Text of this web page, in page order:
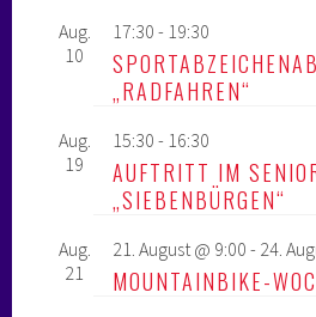
Aug.
10
17:30 - 19:30
„RADFAHREN“
Aug.
19
15:30 - 16:30
AUFTRITT IM
„SIEBENBÜRGEN“
Aug.
21
21. August @ 9:00 - 24.
MOUNTAINBIKE-